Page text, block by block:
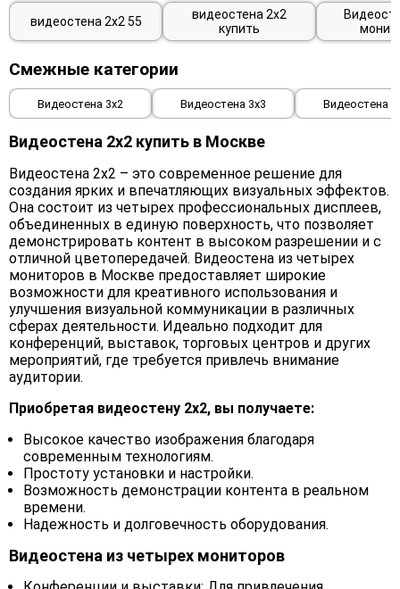
видеостена 2х2 55
видеостена 2х2
купить
Смежные категории
Видеостена 3х2 Видеостена 3х3 Видеостена
Видеостена 2х2 купить в Москве
Видеостена 2x2 – это современное решение для
создания ярких и впечатляющих визуальных эффектов.
Она состоит из четырех профессиональных дисплеев,
объединенных в единую поверхность, что позволяет
демонстрировать контент в высоком разрешении и с
отличной цветопередачей. Видеостена из четырех
мониторов в Москве предоставляет широкие
возможности для креативного использования и
улучшения визуальной коммуникации в различных
сферах деятельности. Идеально подходит для
конференций, выставок, торговых центров и других
мероприятий, где требуется привлечь внимание
аудитории.
Приобретая видеостену 2x2, вы получаете:
Высокое качество изображения благодаря
современным технологиям.
Простоту установки и настройки.
Возможность демонстрации контента в реальном
времени.
Надежность и долговечность оборудования.
Видеостена из четырех мониторов